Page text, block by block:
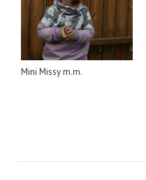
Mini Missy m.m.